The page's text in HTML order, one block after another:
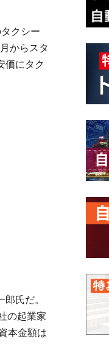
クシー
からスタ
価にタク
氏だ。
の起業家
本金額は